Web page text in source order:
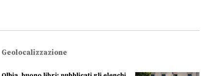
Geolocalizzazione